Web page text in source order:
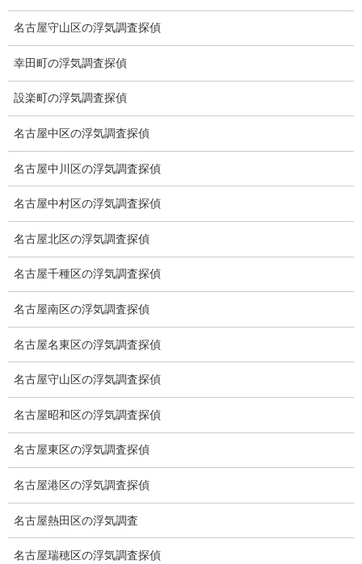
ストーカー行為
失踪・家出調査
失踪調査
過去の事例より浮気相手と失踪、家出の案件があります。
嫌がらせ調査
名古屋守山区の浮気調査探偵
幸田町の浮気調査探偵
設楽町の浮気調査探偵
名古屋中区の浮気調査探偵
名古屋中川区の浮気調査探偵
名古屋中村区の浮気調査探偵
名古屋北区の浮気調査探偵
名古屋千種区の浮気調査探偵
名古屋南区の浮気調査探偵
名古屋名東区の浮気調査探偵
名古屋守山区の浮気調査探偵
名古屋昭和区の浮気調査探偵
名古屋東区の浮気調査探偵
名古屋港区の浮気調査探偵
名古屋熱田区の浮気調査
名古屋瑞穂区の浮気調査探偵